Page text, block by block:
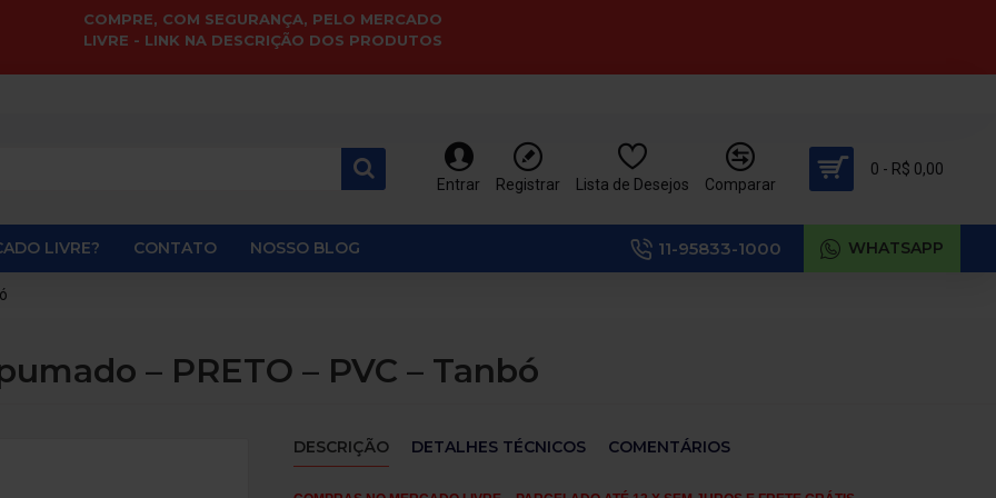
COMPRE, COM SEGURANÇA, PELO MERCADO
LIVRE - LINK NA DESCRIÇÃO DOS PRODUTOS
Entrar
Registrar Lista de Desejos Comparar
0 - R$ 0,00
LIVRE? CONTATO NOSSO BLOG 11-95833-1000 WHATSAPP
– PRETO – PVC – Tanbó
DESCRIÇÃO DETALHES TÉCNICOS COMENTÁRIOS